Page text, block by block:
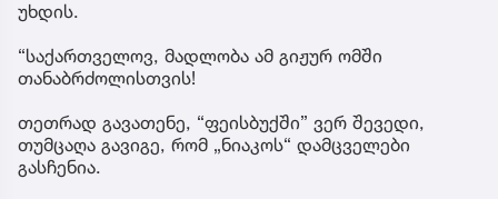
უხდის.
“საქართველოვ, მადლობა ამ გიჟურ ომში
თანაბრძოლისთვის!
თეთრად გავათენე, “ფეისბუქში” ვერ შევედი,
თუმცაღა გავიგე, რომ „ნიაკოს“ დამცველები
გასჩენია.